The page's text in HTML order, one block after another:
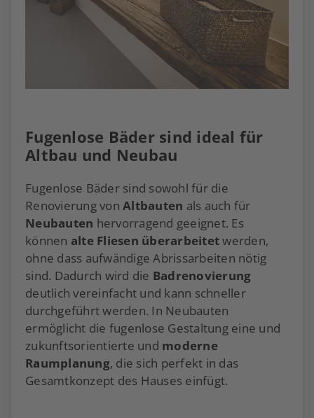
Fugenlose Bäder sind ideal für
Altbau und Neubau
Fugenlose Bäder sind sowohl für die
Renovierung von Altbauten als auch für
Neubauten hervorragend geeignet. Es
können alte Fliesen überarbeitetwerden,
ohne dass aufwändige Abrissarbeiten nötig
sind. Dadurch wird die Badrenovierung
deutlich vereinfacht und kann schneller
durchgeführt werden. In Neubauten
ermöglicht die fugenlose Gestaltung eine und
zukunftsorientierte und moderne
Raumplanung, die sich perfekt in das
Gesamtkonzept des Hauses einfügt.